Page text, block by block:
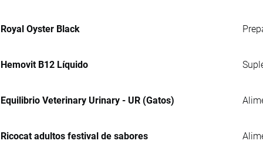
Royal Oyster Black
Hemovit B12 Líquido
Equilibrio Veterinary Urinary - UR (Gatos)
Ricocat adultos festival de sabores